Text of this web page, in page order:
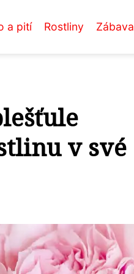
a pití Rostliny Zábava
v své